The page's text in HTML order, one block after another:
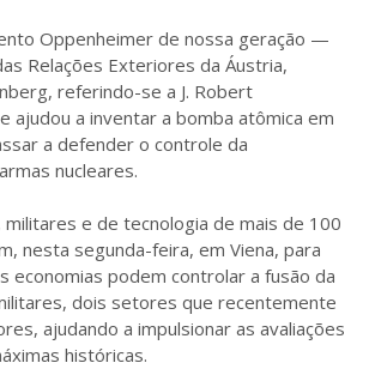
Oppenheimer de nossa geração —
Relações Exteriores da Áustria,
referindo-se a J. Robert
ajudou a inventar a bomba atômica em
a defender o controle da
nucleares.
e de tecnologia de mais de 100
nesta segunda-feira, em Viena, para
economias podem controlar a fusão da
dois setores que recentemente
ajudando a impulsionar as avaliações
históricas.